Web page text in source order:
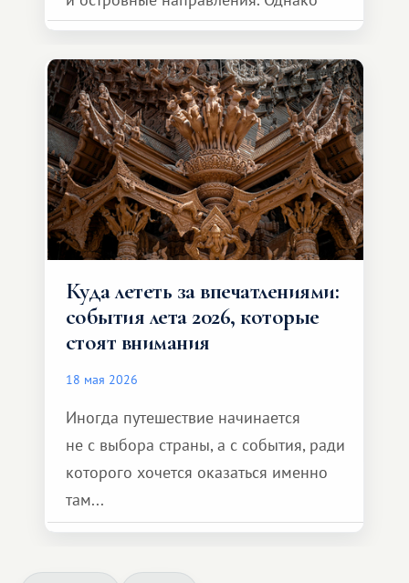
возможности обменной системы
значительно шире. Среди них есть
и Африка — континент, который
способен подарить совершенно иной
формат путешествия.
Куда лететь за впечатлениями:
события лета 2026, которые
стоят внимания
18 мая 2026
Иногда путешествие начинается
не с выбора страны, а с события, ради
которого хочется оказаться именно
там...